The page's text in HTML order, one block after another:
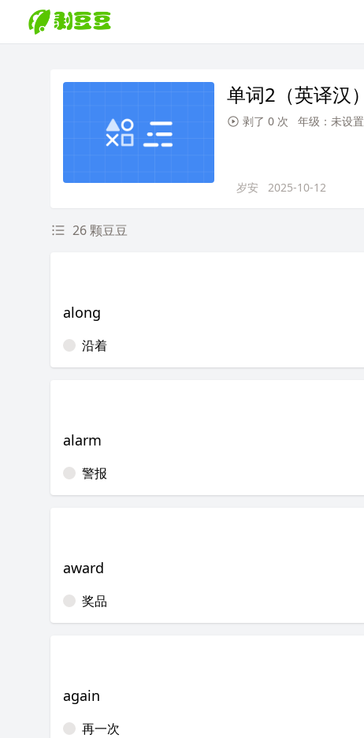
单词2（英译汉）
剥了 0 次 年级：未设置
岁安 2025-10-12
26 颗豆豆
along
沿着
alarm
警报
award
奖品
again
再一次